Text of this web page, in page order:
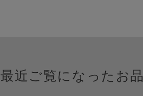
最近ご覧になったお品